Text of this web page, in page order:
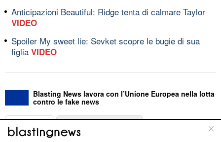
Anticipazioni Beautiful: Ridge tenta di calmare Taylor
VIDEO
Spoiler My sweet lie: Sevket scopre le bugie di sua
figlia VIDEO
Blasting News lavora con l’Unione Europea nella lotta
contro le fake news
ABOUT